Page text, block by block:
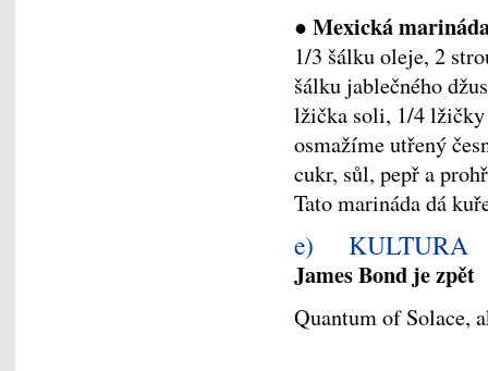
● Mexická
1/3 šálku oleje, 2
šálku jablečného
lžička soli, 1/4 lžičky
osmažíme utřený
cukr, sůl, pepř a
Tato marináda dá
e) KULTURA
James Bond je
Quantum of Solace,